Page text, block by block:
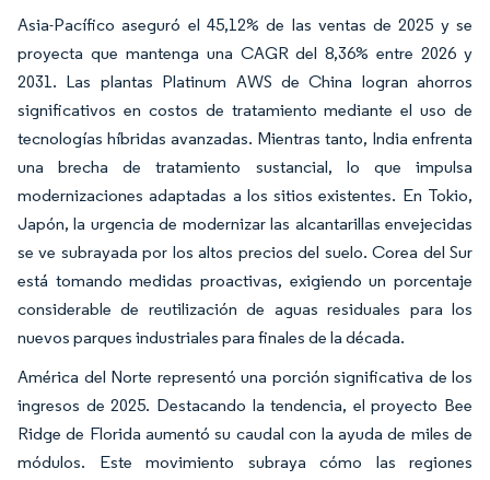
Asia-Pacífico aseguró el 45,12% de las ventas de 2025 y se
proyecta que mantenga una CAGR del 8,36% entre 2026 y
2031. Las plantas Platinum AWS de China logran ahorros
significativos en costos de tratamiento mediante el uso de
tecnologías híbridas avanzadas. Mientras tanto, India enfrenta
una brecha de tratamiento sustancial, lo que impulsa
modernizaciones adaptadas a los sitios existentes. En Tokio,
Japón, la urgencia de modernizar las alcantarillas envejecidas
se ve subrayada por los altos precios del suelo. Corea del Sur
está tomando medidas proactivas, exigiendo un porcentaje
considerable de reutilización de aguas residuales para los
nuevos parques industriales para finales de la década.
América del Norte representó una porción significativa de los
ingresos de 2025. Destacando la tendencia, el proyecto Bee
Ridge de Florida aumentó su caudal con la ayuda de miles de
módulos. Este movimiento subraya cómo las regiones